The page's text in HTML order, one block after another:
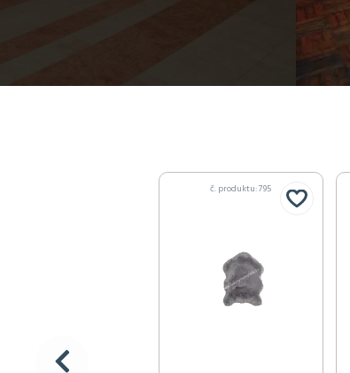
č. produktu: 795